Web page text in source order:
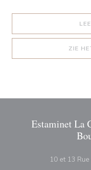
ZIE
Estaminet La
10 et 13